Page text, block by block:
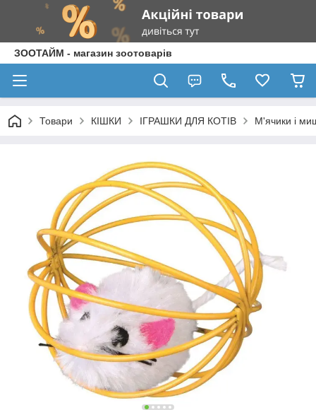
ЗООТАЙМ - магазин зоотоварів
Товари КІШКИ ІГРАШКИ ДЛЯ КОТІВ М'ячики і